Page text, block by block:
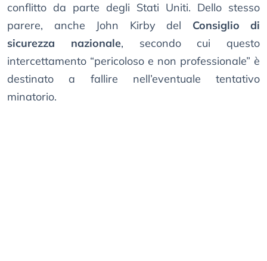
conflitto da parte degli Stati Uniti. Dello stesso
parere, anche John Kirby del Consiglio di
sicurezza nazionale, secondo cui questo
intercettamento “pericoloso e non professionale” è
destinato a fallire nell’eventuale tentativo
minatorio.